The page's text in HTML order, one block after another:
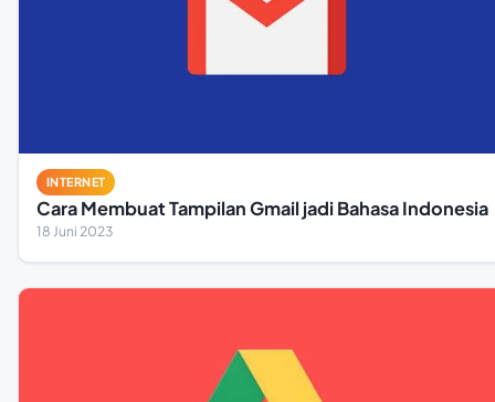
INTERNET
Cara Membuat Tampilan Gmail jadi Bahasa Indonesia
18 Juni 2023